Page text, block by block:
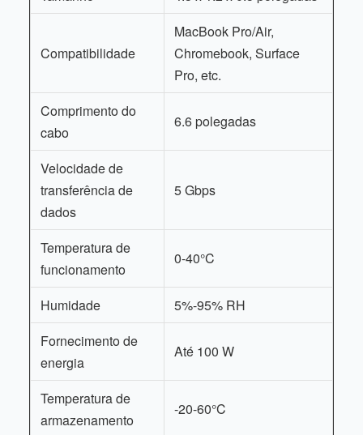
Compatibilidade
MacBook Pro/Air,
Chromebook, Surface
Pro, etc.
Comprimento do
cabo
6.6 polegadas
Velocidade de
transferência de
dados
5 Gbps
Temperatura de
funcionamento
0-40°C
Humidade
5%-95% RH
Fornecimento de
energia
Até 100 W
Temperatura de
armazenamento
-20-60°C